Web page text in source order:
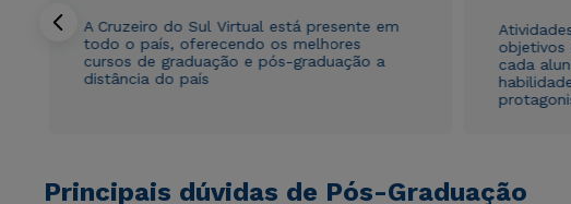
A Cruzeiro do Sul Virtual está presente em
todo o país, oferecendo os melhores
cursos de graduação e pós-graduação a
distância do país
objetivos
cada
Principais dúvidas de Pós-Graduação